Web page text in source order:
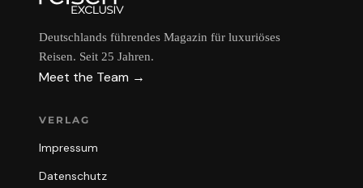
Deutschlands führendes Magazin für luxuriöses
Reisen. Seit 25 Jahren.
Meet the Team →
VERLAG
Impressum
Datenschutz